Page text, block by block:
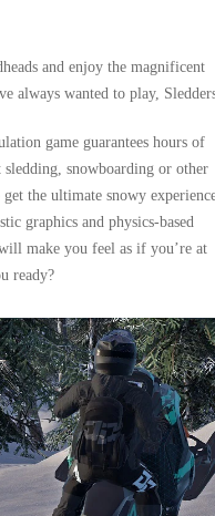
and enjoy the magnificent
always wanted to play,
game guarantees hours of
snowboarding or other
the ultimate snowy
graphics and physics-based
make you feel as if you’re at
ready?